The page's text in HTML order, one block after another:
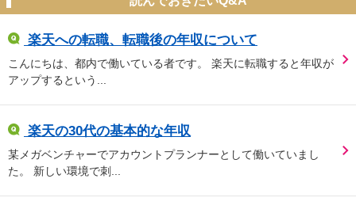
楽天への転職、転職後の年収について
こんにちは、都内で働いている者です。 楽天に転職すると年収が
アップするという...
楽天の30代の基本的な年収
某メガベンチャーでアカウントプランナーとして働いていまし
た。 新しい環境で刺...